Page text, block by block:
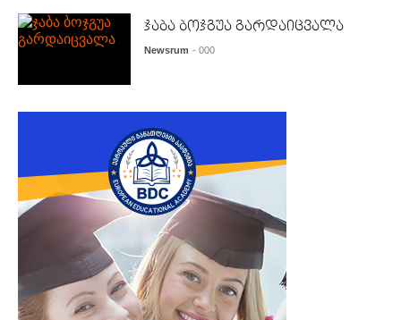
ჯაბა ბოჯგუა გარდაიცვალა
Newsrum - 000